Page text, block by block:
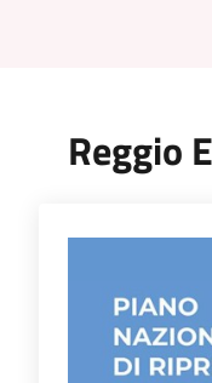
Reggio